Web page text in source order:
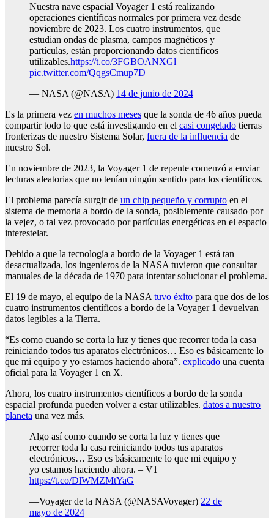
Nuestra nave espacial Voyager 1 está realizando
operaciones científicas normales por primera vez desde
noviembre de 2023. Los cuatro instrumentos, que
estudian ondas de plasma, campos magnéticos y
partículas, están proporcionando datos científicos
utilizables.https://t.co/3FGBOANXGl
pic.twitter.com/QqgsCmup7D
— NASA (@NASA) 14 de junio de 2024
Es la primera vez en muchos meses que la sonda de 46 años pueda
compartir todo lo que está investigando en el casi congelado tierras
fronterizas de nuestro Sistema Solar, fuera de la influencia de
nuestro Sol.
En noviembre de 2023, la Voyager 1 de repente comenzó a enviar
lecturas aleatorias que no tenían ningún sentido para los científicos.
El problema parecía surgir de un chip pequeño y corrupto en el
sistema de memoria a bordo de la sonda, posiblemente causado por
la vejez, o tal vez provocado por partículas energéticas en el espacio
interestelar.
Debido a que la tecnología a bordo de la Voyager 1 está tan
desactualizada, los ingenieros de la NASA tuvieron que consultar
manuales de la década de 1970 para intentar solucionar el problema.
El 19 de mayo, el equipo de la NASA tuvo éxito para que dos de los
cuatro instrumentos científicos a bordo de la Voyager 1 devuelvan
datos legibles a la Tierra.
“Es como cuando se corta la luz y tienes que recorrer toda la casa
reiniciando todos tus aparatos electrónicos… Eso es básicamente lo
que mi equipo y yo estamos haciendo ahora”. explicado una cuenta
oficial para la Voyager 1 en X.
Ahora, los cuatro instrumentos científicos a bordo de la sonda
espacial profunda pueden volver a estar utilizables. datos a nuestro
planeta una vez más.
Algo así como cuando se corta la luz y tienes que
recorrer toda la casa reiniciando todos tus aparatos
electrónicos… Eso es básicamente lo que mi equipo y
yo estamos haciendo ahora. – V1
https://t.co/DlWMZMtYaG
—Voyager de la NASA (@NASAVoyager) 22 de
mayo de 2024